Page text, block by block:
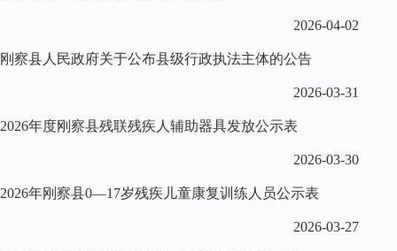
2026-04-02
刚察县人民政府关于公布县级行政执法主体的公告
2026-03-31
2026年度刚察县残联残疾人辅助器具发放公示表
2026-03-30
2026年刚察县0—17岁残疾儿童康复训练人员公示表
2026-03-27